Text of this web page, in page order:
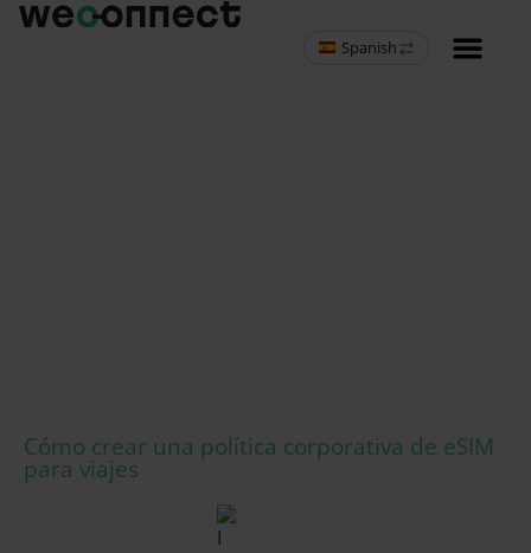
Spanish
Cómo crear una política corporativa de eSIM
para viajes